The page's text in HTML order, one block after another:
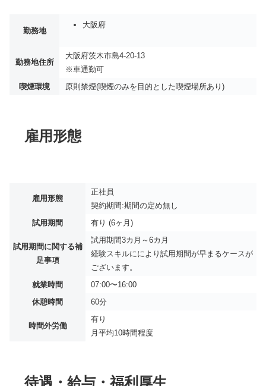
勤務地
大阪府
勤務地住所
大阪府茨木市島4-20-13
※車通勤可
喫煙環境
原則禁煙(喫煙のみを目的とした喫煙場所あり)
雇用形態
雇用形態
正社員
契約期間:期間の定め無し
試用期間
有り (6ヶ月)
試用期間に関する補
足事項
試用期間3カ月～6カ月
経験スキルににより試用期間が早まるケースが
ございます。
就業時間
07:00〜16:00
休憩時間
60分
時間外労働
有り
月平均10時間程度
待遇・給与・福利厚生